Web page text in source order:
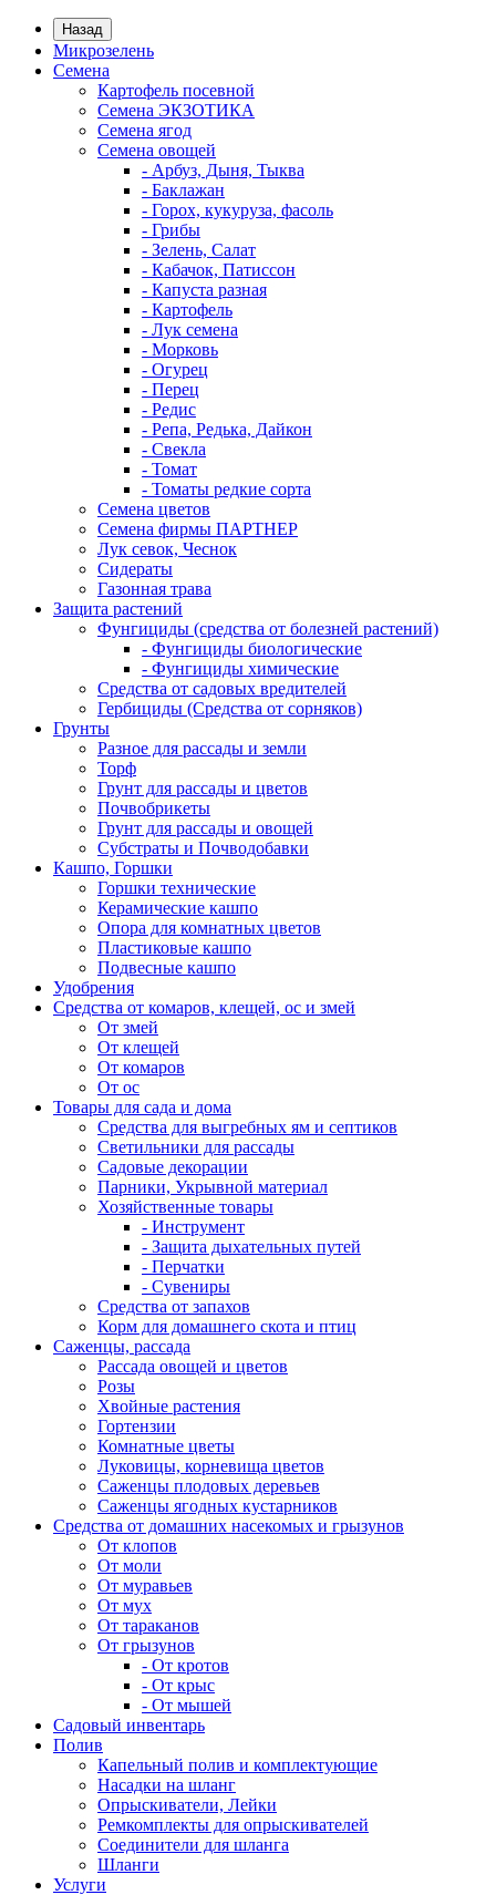
Назад
Микрозелень
Семена
Картофель посевной
Семена ЭКЗОТИКА
Семена ягод
Семена овощей
- Арбуз, Дыня, Тыква
- Баклажан
- Горох, кукуруза, фасоль
- Грибы
- Зелень, Салат
- Кабачок, Патиссон
- Капуста разная
- Картофель
- Лук семена
- Морковь
- Огурец
- Перец
- Редис
- Репа, Редька, Дайкон
- Свекла
- Томат
- Томаты редкие сорта
Семена цветов
Семена фирмы ПАРТНЕР
Лук севок, Чеснок
Сидераты
Газонная трава
Защита растений
Фунгициды (средства от болезней растений)
- Фунгициды биологические
- Фунгициды химические
Средства от садовых вредителей
Гербициды (Средства от сорняков)
Грунты
Разное для рассады и земли
Торф
Грунт для рассады и цветов
Почвобрикеты
Грунт для рассады и овощей
Субстраты и Почводобавки
Кашпо, Горшки
Горшки технические
Керамические кашпо
Опора для комнатных цветов
Пластиковые кашпо
Подвесные кашпо
Удобрения
Средства от комаров, клещей, ос и змей
От змей
От клещей
От комаров
От ос
Товары для сада и дома
Средства для выгребных ям и септиков
Светильники для рассады
Садовые декорации
Парники, Укрывной материал
Хозяйственные товары
- Инструмент
- Защита дыхательных путей
- Перчатки
- Сувениры
Средства от запахов
Корм для домашнего скота и птиц
Саженцы, рассада
Рассада овощей и цветов
Розы
Хвойные растения
Гортензии
Комнатные цветы
Луковицы, корневища цветов
Саженцы плодовых деревьев
Саженцы ягодных кустарников
Средства от домашних насекомых и грызунов
От клопов
От моли
От муравьев
От мух
От тараканов
От грызунов
- От кротов
- От крыс
- От мышей
Садовый инвентарь
Полив
Капельный полив и комплектующие
Насадки на шланг
Опрыскиватели, Лейки
Ремкомплекты для опрыскивателей
Соединители для шланга
Шланги
Услуги